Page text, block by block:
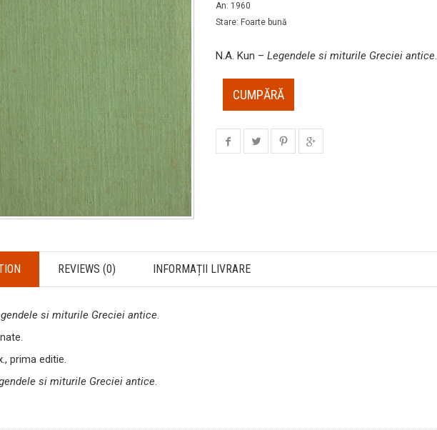
An: 1960
Stare: Foarte bună
N.A. Kun – Legendele si miturile Greciei antice.
CUMPĂRĂ
REVIEWS (0) INFORMAȚII LIVRARE
si miturile Greciei antice.
prima editie.
si miturile Greciei antice.